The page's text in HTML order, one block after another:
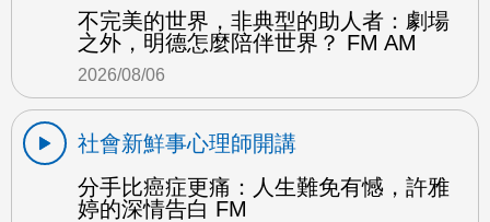
不完美的世界，非典型的助人者：劇場
之外，明德怎麼陪伴世界？ FM AM
2026/08/06
社會新鮮事心理師開講
分手比癌症更痛：人生難免有憾，許雅
婷的深情告白 FM